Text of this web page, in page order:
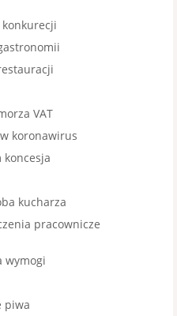
VAT
koronawirus
koncesja
kucharza
pracownicze
wymogi
piwa